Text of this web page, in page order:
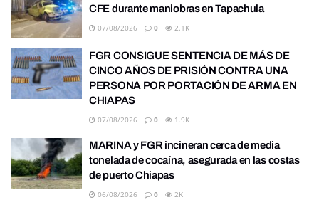
CFE durante maniobras en Tapachula
07/08/2026 0 2.1K
FGR CONSIGUE SENTENCIA DE MÁS DE
CINCO AÑOS DE PRISIÓN CONTRA UNA
PERSONA POR PORTACIÓN DE ARMA EN
CHIAPAS
07/08/2026 0 1.9K
MARINA y FGR incineran cerca de media
tonelada de cocaína, asegurada en las costas
de puerto Chiapas
06/08/2026 0 2K